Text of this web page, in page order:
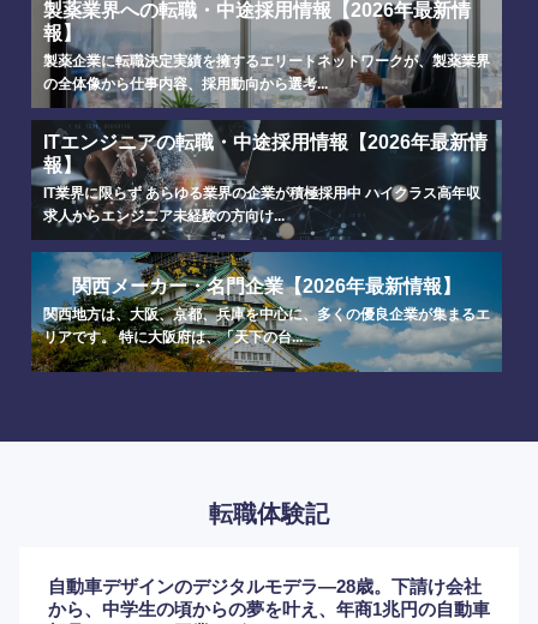
選択する
選択する
選択する
選択する
製薬業界への転職・中途採用情報【2026年最新情
報】
製薬企業に転職決定実績を擁するエリートネットワークが、製薬業界
の全体像から仕事内容、採用動向から選考...
ITエンジニアの転職・中途採用情報【2026年最新情
報】
IT業界に限らず あらゆる業界の企業が積極採用中 ハイクラス高年収
求人からエンジニア未経験の方向け...
関西メーカー・名門企業【2026年最新情報】
関西地方は、大阪、京都、兵庫を中心に、多くの優良企業が集まるエ
リアです。 特に大阪府は、「天下の台...
転職体験記
自動車デザインのデジタルモデラ―28歳。下請け会社
から、中学生の頃からの夢を叶え、年商1兆円の自動車